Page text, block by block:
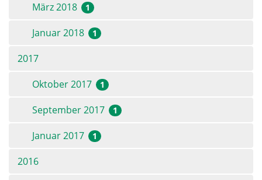
März 2018 1
Januar 2018 1
2017
Oktober 2017
1
September 2017 1
Januar 2017 1
2016